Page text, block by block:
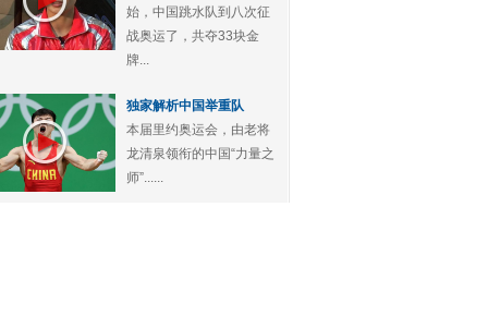
始，中国跳水队到八次征
战奥运了，共夺33块金
牌...
独家解析中国举重队
本届里约奥运会，由老将
龙清泉领衔的中国“力量之
师”......